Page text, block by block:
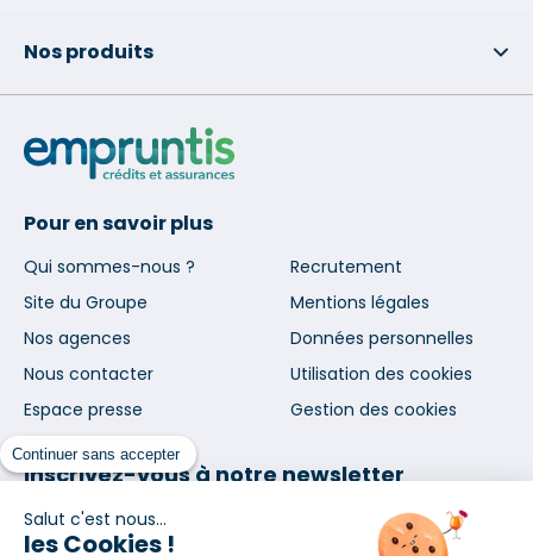
Continuer sans accepter
Salut c'est nous...
les Cookies !
Nos produits
Pour en savoir plus
Qui sommes-nous ?
Site du Groupe
Nos agences
Nous contacter
Espace presse
Recrutement
Mentions légales
Données personnelles
Utilisation des cookies
Gestion des cookies
Inscrivez-vous à notre newsletter
et nos communications